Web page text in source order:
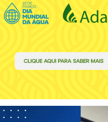
for free:
euismod ac
pellentesque tortor